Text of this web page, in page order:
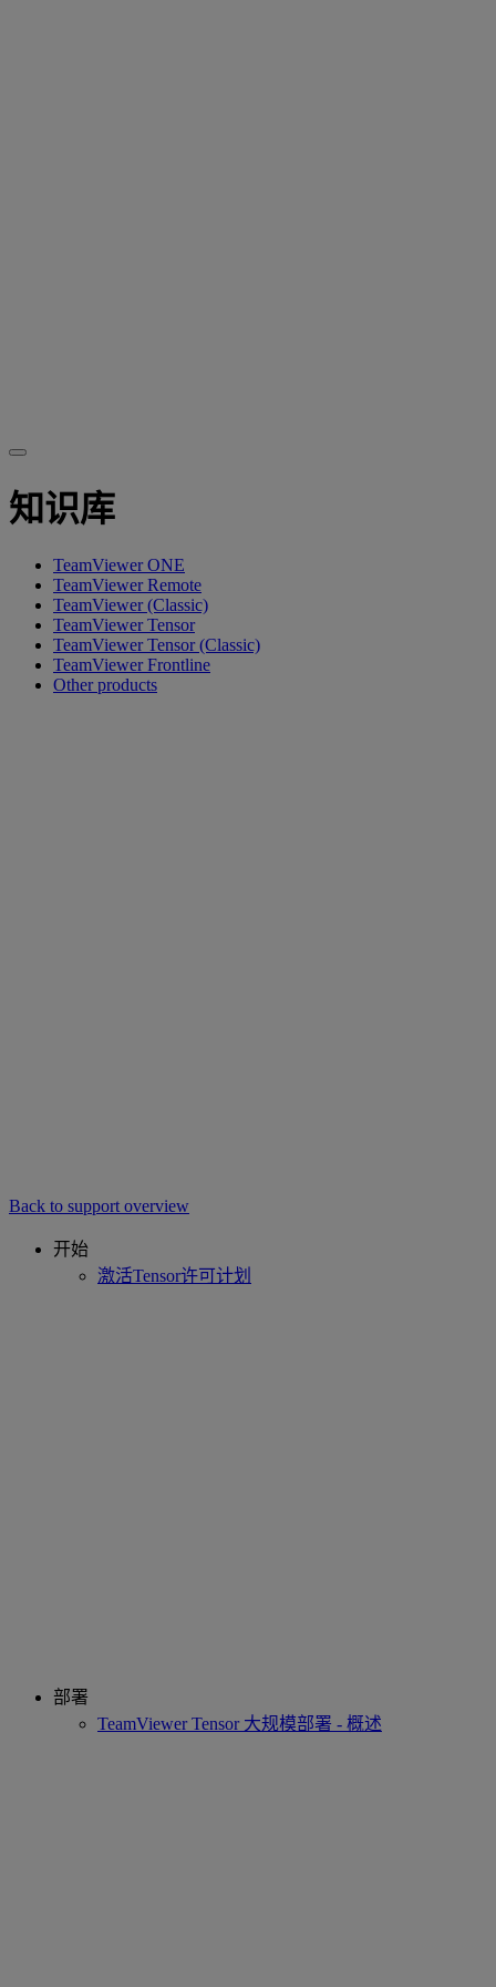
知识库
TeamViewer ONE
TeamViewer Remote
TeamViewer (Classic)
TeamViewer Tensor
TeamViewer Tensor (Classic)
TeamViewer Frontline
Other products
Back to support overview
开始
激活Tensor许可计划
部署
TeamViewer Tensor 大规模部署 - 概述